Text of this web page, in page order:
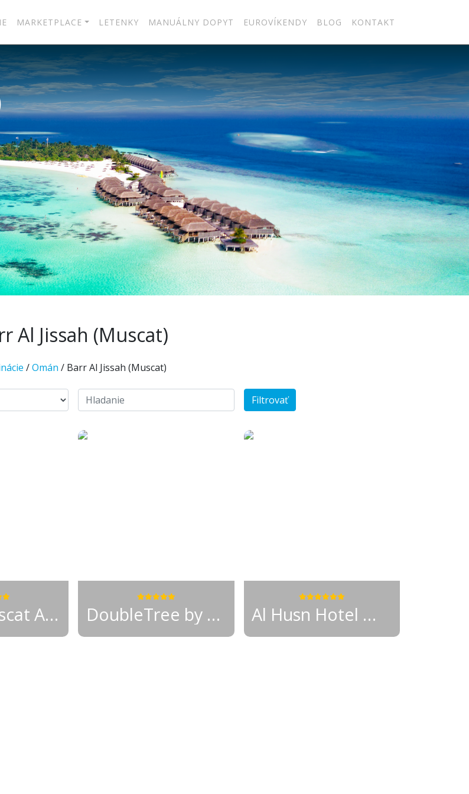
MARKETPLACE LETENKY MANUÁLNY DOPYT EUROVÍKENDY BLOG KONTAKT
Al Jissah (Muscat)
/Omán / Barr Al Jissah (Muscat)
Filtrovať
Hilton Muscat Al Bandar DoubleTree by Hilton Muscat Al Waha Al Husn Hotel Muscat